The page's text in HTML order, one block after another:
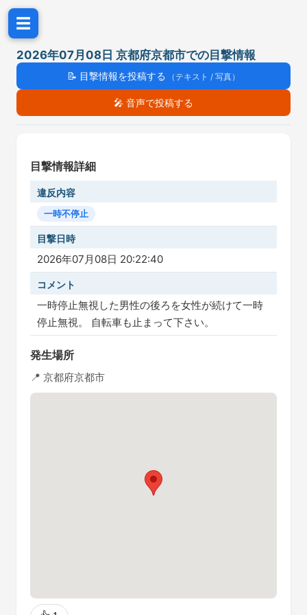
☰
2026年07月08日 京都府京都市での目撃情報
📝 目撃情報を投稿する （テキスト / 写真）
🎤 音声で投稿する
目撃情報詳細
違反内容
一時不停止
目撃日時
2026年07月08日 20:22:40
コメント
一時停止無視した男性の後ろを女性が続けて一時
停止無視。 自転車も止まって下さい。
発生場所
📍 京都府京都市